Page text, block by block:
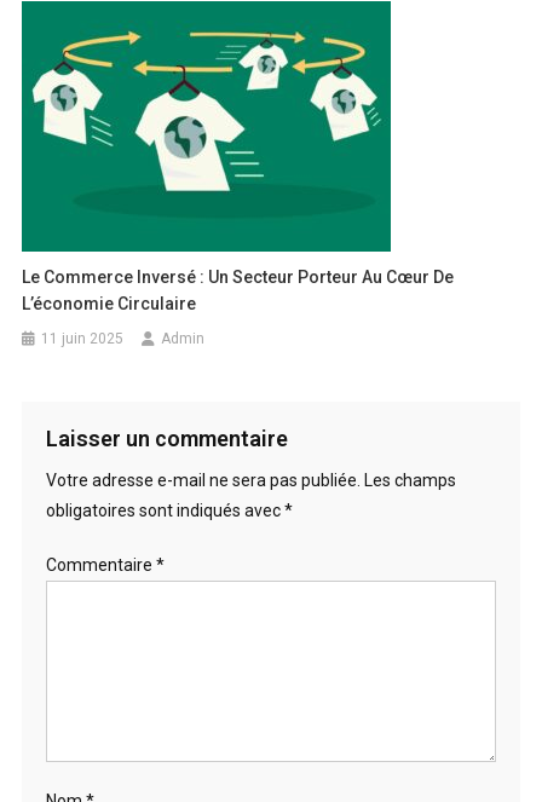
Le Commerce Inversé : Un Secteur Porteur Au Cœur De
L’économie Circulaire
11 juin 2025 Admin
Laisser un commentaire
Votre adresse e-mail ne sera pas publiée. Les champs
obligatoires sont indiqués avec*
Commentaire *